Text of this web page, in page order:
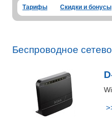
Тарифы Скидки и бонусы
Беспроводное